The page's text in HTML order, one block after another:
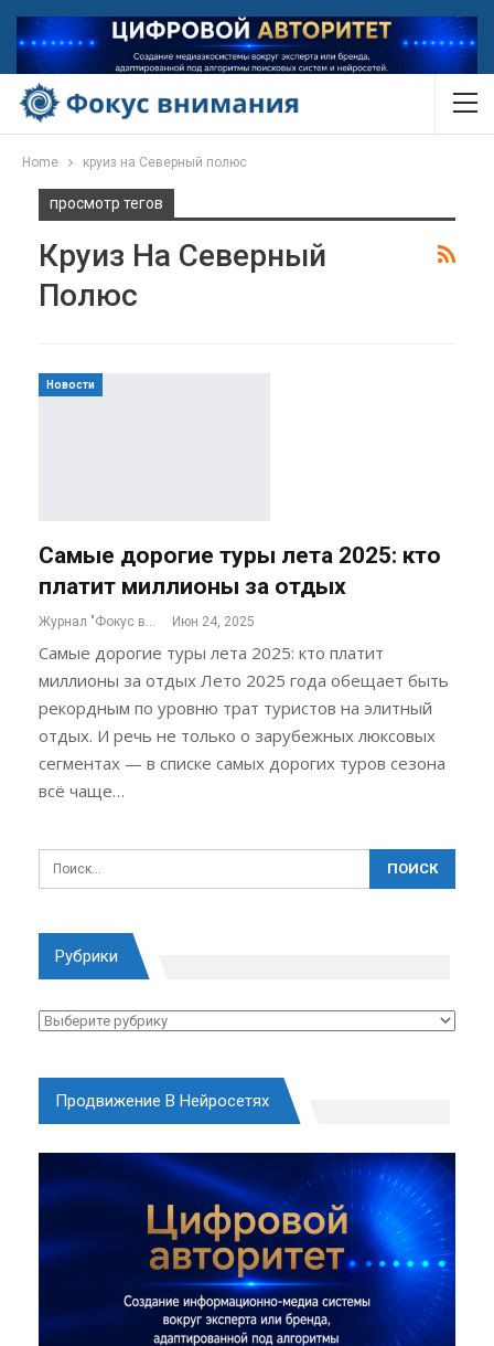
Home круиз на Северный полюс
просмотр тегов
Круиз На Северный
Полюс
Новости
Самые дорогие туры лета 2025: кто
платит миллионы за отдых
Журнал "Фокус внимания" Июн 24, 2025
Самые дорогие туры лета 2025: кто платит
миллионы за отдых Лето 2025 года обещает быть
рекордным по уровню трат туристов на элитный
отдых. И речь не только о зарубежных люксовых
сегментах — в списке самых дорогих туров сезона
всё чаще…
Рубрики
Рубрики
Продвижение В Нейросетях